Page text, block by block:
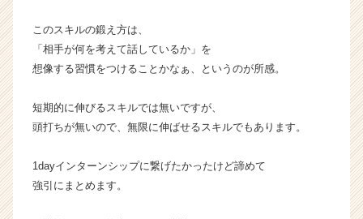
r
e
r）
このスキルの鍛え方は、
「相手が何を考えて話しているか」を
想像する習慣をつけることかなぁ、というのが所感。
短期的に伸びるスキルでは無いですが、
頭打ちが無いので、無限に伸ばせるスキルでもあります。
1dayインターンシップに繋げたかったけど諦めて
強引にまとめます。